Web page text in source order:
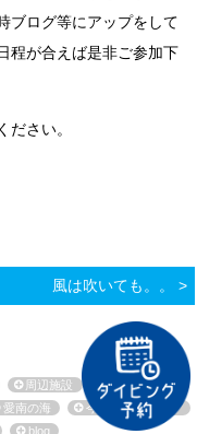
ブログ等にアップをして
程が合えば是非ご参加下
さい。
風は吹いても。。 >
周辺施設
環境保全活動
愛南の海
今日も海に感謝！
blog